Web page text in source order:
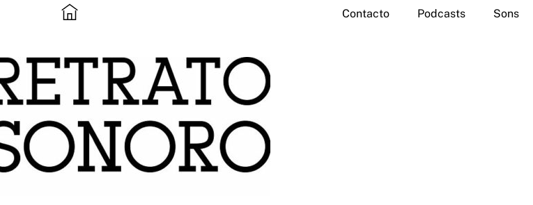
Contacto Podcasts Sons